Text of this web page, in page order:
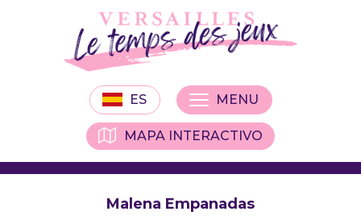
ES
MAPA INTERACTIVO
MENU
Malena Empanadas